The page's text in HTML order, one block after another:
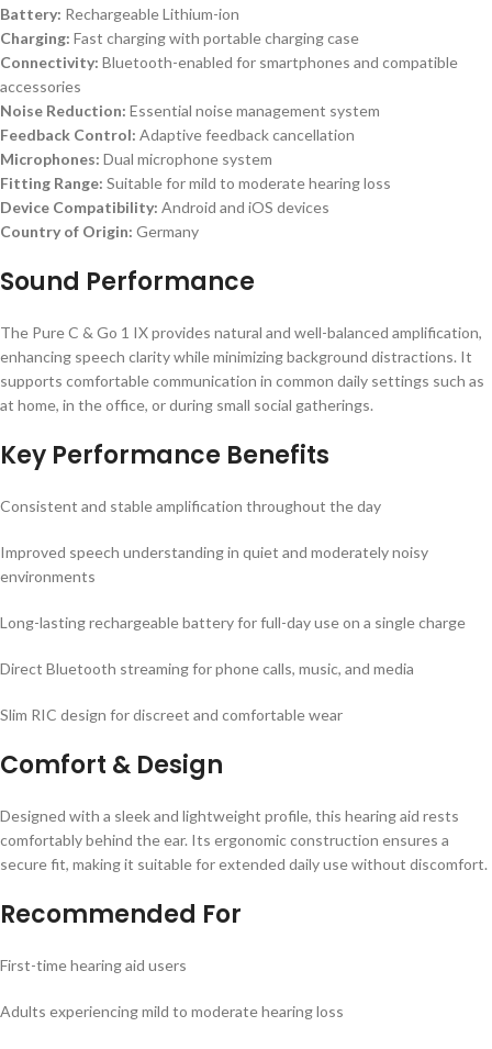
Battery: Rechargeable Lithium-ion
Charging: Fast charging with portable charging case
Connectivity: Bluetooth-enabled for smartphones and compatible
accessories
Noise Reduction: Essential noise management system
Feedback Control: Adaptive feedback cancellation
Microphones: Dual microphone system
Fitting Range: Suitable for mild to moderate hearing loss
Device Compatibility: Android and iOS devices
Country of Origin: Germany
Sound Performance
The Pure C & Go 1 IX provides natural and well-balanced amplification,
enhancing speech clarity while minimizing background distractions. It
supports comfortable communication in common daily settings such as
at home, in the office, or during small social gatherings.
Key Performance Benefits
Consistent and stable amplification throughout the day
Improved speech understanding in quiet and moderately noisy
environments
Long-lasting rechargeable battery for full-day use on a single charge
Direct Bluetooth streaming for phone calls, music, and media
Slim RIC design for discreet and comfortable wear
Comfort & Design
Designed with a sleek and lightweight profile, this hearing aid rests
comfortably behind the ear. Its ergonomic construction ensures a
secure fit, making it suitable for extended daily use without discomfort.
Recommended For
First-time hearing aid users
Adults experiencing mild to moderate hearing loss